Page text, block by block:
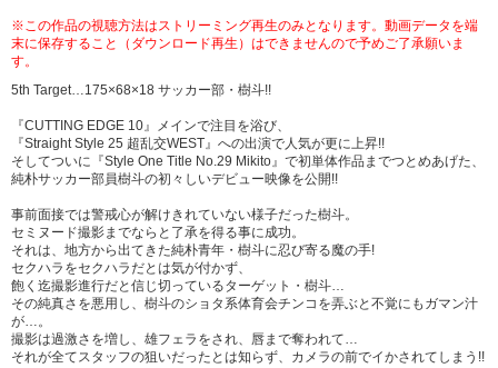
※この作品の視聴方法はストリーミング再生のみとなります。動画データを端
末に保存すること（ダウンロード再生）はできませんので予めご了承願いま
す。
5th Target…175×68×18 サッカー部・樹斗!!
『CUTTING EDGE 10』メインで注目を浴び、
『Straight Style 25 超乱交WEST』への出演で人気が更に上昇!!
そしてついに『Style One Title No.29 Mikito』で初単体作品までつとめあげた、
純朴サッカー部員樹斗の初々しいデビュー映像を公開!!
事前面接では警戒心が解けきれていない様子だった樹斗。
セミヌード撮影までならと了承を得る事に成功。
それは、地方から出てきた純朴青年・樹斗に忍び寄る魔の手!
セクハラをセクハラだとは気が付かず、
飽く迄撮影進行だと信じ切っているターゲット・樹斗…
その純真さを悪用し、樹斗のショタ系体育会チンコを弄ぶと不覚にもガマン汁
が…。
撮影は過激さを増し、雄フェラをされ、唇まで奪われて…
それが全てスタッフの狙いだったとは知らず、カメラの前でイかされてしまう!!